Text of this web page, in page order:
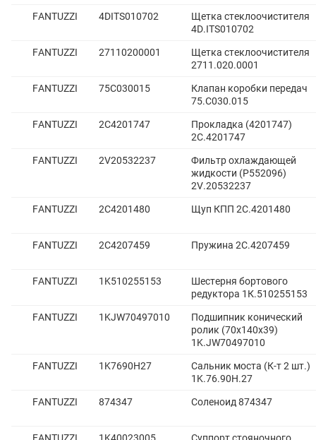
FANTUZZI
4DITS010702
Щетка стеклоочистителя
4D.ITS010702
FANTUZZI
27110200001
Щетка стеклоочистителя
2711.020.0001
FANTUZZI
75C030015
Клапан коробки передач
75.C030.015
FANTUZZI
2C4201747
Прокладка (4201747)
2С.4201747
FANTUZZI
2V20532237
Фильтр охлаждающей
жидкости (P552096)
2V.20532237
FANTUZZI
2C4201480 Щуп КПП 2С.4201480
FANTUZZI 2C4207459 Пружина 2С.4207459
FANTUZZI 1K510255153
Шестерня бортового
редуктора 1К.510255153
FANTUZZI
1KJW70497010
Подшипник конический
ролик (70x140x39)
1K.JW70497010
FANTUZZI
1K7690H27
Сальник моста (К-т 2 шт.)
1K.76.90H.27
FANTUZZI
874347 Соленоид 874347